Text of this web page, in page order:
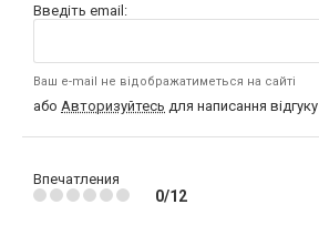
Введіть email:
Ваш e-mail не відображатиметься на сайті
або Авторизуйтесь для написання відгуку
Впечатления
0/12